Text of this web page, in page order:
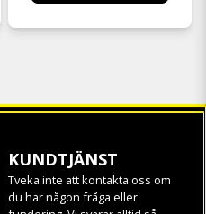
KUNDTJÄNST
Tveka inte att kontakta oss om
du har någon fråga eller